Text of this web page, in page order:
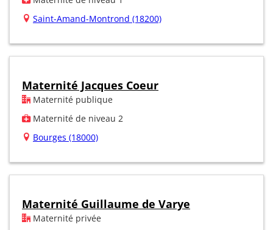
Saint-Amand-Montrond (18200)
Maternité Jacques Coeur
Maternité publique
Maternité de niveau 2
Bourges (18000)
Maternité Guillaume de Varye
Maternité privée